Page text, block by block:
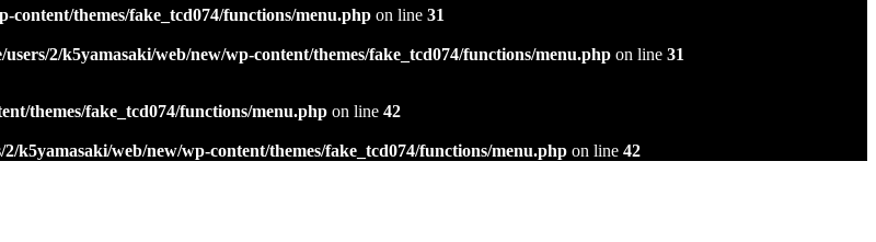
content/themes/fake_tcd074/functions/menu.php on line 31
users/2/k5yamasaki/web/new/wp-content/themes/fake_tcd074/functions/menu.php on line 31
themes/fake_tcd074/functions/menu.php on line 42
2/k5yamasaki/web/new/wp-content/themes/fake_tcd074/functions/menu.php on line 42